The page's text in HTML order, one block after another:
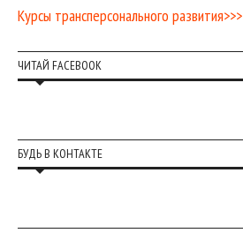
Курсы трансперсонального развития>>>
ЧИТАЙ FACEBOOK
БУДЬ В КОНТАКТЕ